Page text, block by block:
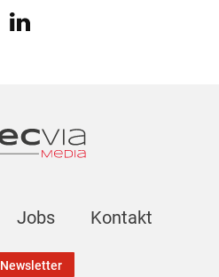
Jobs Kontakt
Newsletter